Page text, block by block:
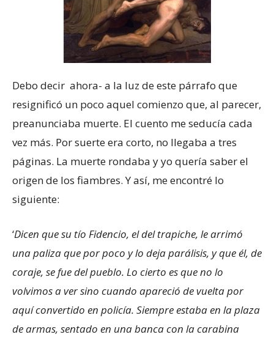
Debo decir ahora- a la luz de este párrafo que
resignificó un poco aquel comienzo que, al parecer,
preanunciaba muerte. El cuento me seducía cada
vez más. Por suerte era corto, no llegaba a tres
páginas. La muerte rondaba y yo quería saber el
origen de los fiambres. Y así, me encontré lo
siguiente:
‘Dicen que su tío Fidencio, el del trapiche, le arrimó
una paliza que por poco y lo deja parálisis, y que él, de
coraje, se fue del pueblo. Lo cierto es que no lo
volvimos a ver sino cuando apareció de vuelta por
aquí convertido en policía. Siempre estaba en la plaza
dearmas, sentado en una banca con la carabina